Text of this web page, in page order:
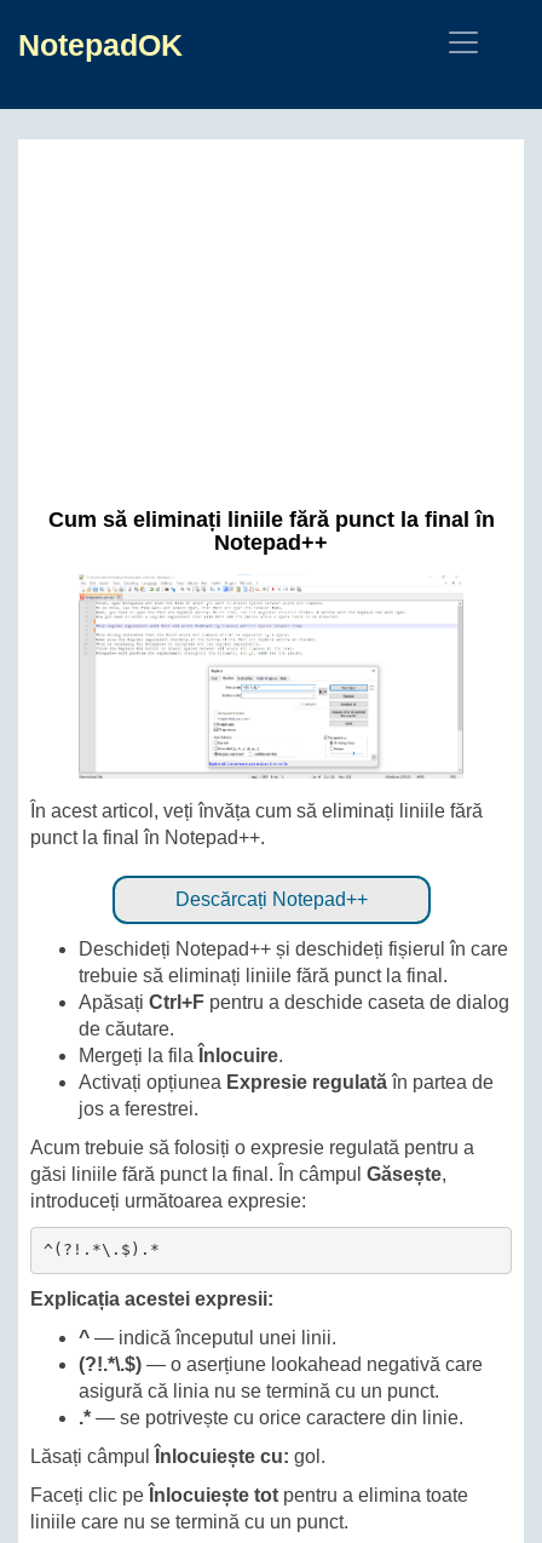
NotepadOK
Cum să eliminați liniile fără punct la final în
Notepad++
În acest articol, veți învăța cum să eliminați liniile fără
punct la final în Notepad++.
Descărcați Notepad++
Deschideți Notepad++ și deschideți fișierul în care
trebuie să eliminați liniile fără punct la final.
Apăsați Ctrl+F pentru a deschide caseta de dialog
de căutare.
Mergeți la fila Înlocuire.
Activați opțiunea Expresie regulatăîn partea de
jos a ferestrei.
Acum trebuie să folosiți o expresie regulată pentru a
găsi liniile fără punct la final. În câmpul Găsește,
introduceți următoarea expresie:
^(?!.*\.$).*
Explicația acestei expresii:
^ — indică începutul unei linii.
(?!.*\.$) — o aserțiune lookahead negativă care
asigură că linia nu se termină cu un punct.
.* — se potrivește cu orice caractere din linie.
Lăsați câmpul
Înlocuiește cu: gol.
Faceți clic pe Înlocuiește tot pentru a elimina toate
liniile care nu se termină cu un punct.